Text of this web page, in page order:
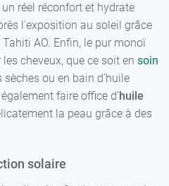
réel réconfort et hydrate
l'exposition au soleil grâce
AO. Enfin, le pur monoï
cheveux, que ce soit en soin
sèches ou en bain d’huile
faire office d’ huile
la peau grâce à des
solaire